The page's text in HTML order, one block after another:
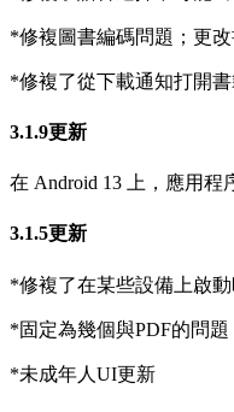
*修複圖書編碼問題；更
*修複了從下載通知打開
3.1.9更新
在 Android 13 上，應用程
3.1.5更新
*修複了在某些設備上啟
*固定為幾個與PDF的問題
*未成年人UI更新